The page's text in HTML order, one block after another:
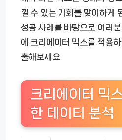
낄 수 있는 기회를 맞이하게
성공 사례를 바탕으로 여러
에 크리에이터 믹스를 적용
출해보세요.
크리에이터 믹
한 데이터 분석